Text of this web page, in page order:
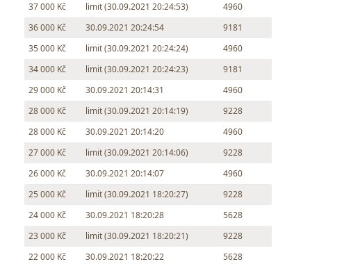
37 000 Kč
limit (30.09.2021 20:24:53)
4960
36 000 Kč
30.09.2021 20:24:54
9181
35 000 Kč
limit (30.09.2021 20:24:24)
4960
34 000 Kč
limit (30.09.2021 20:24:23)
9181
29 000 Kč
30.09.2021 20:14:31
4960
28 000 Kč
limit (30.09.2021 20:14:19)
9228
28 000 Kč
30.09.2021 20:14:20
4960
27 000 Kč
limit (30.09.2021 20:14:06)
9228
26 000 Kč
30.09.2021 20:14:07
4960
25 000 Kč
limit (30.09.2021 18:20:27)
9228
24 000 Kč
30.09.2021 18:20:28
5628
23 000 Kč
limit (30.09.2021 18:20:21)
9228
22 000 Kč
30.09.2021 18:20:22
5628